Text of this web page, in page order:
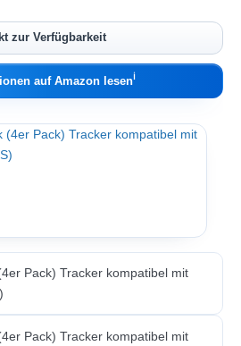
zur Verfügbarkeit
auf Amazon lesenℹ︎